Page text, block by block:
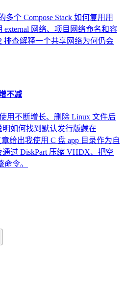
个 Compose Stack 如何复用用
external 网络、项目网络命名和容
排查解释一个共享网络为何仍会
不减
用不断增长、删除 Linux 文件后
如何找到默认发行版藏在
给出我使用 C 盘 app 目录作为自
过 DiskPart 压缩 VHDX、把空
令。